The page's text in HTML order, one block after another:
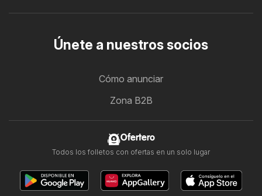
Únete a nuestros socios
Cómo anunciar
Zona B2B
Ofertero
Todos los folletos con ofertas en un solo lugar